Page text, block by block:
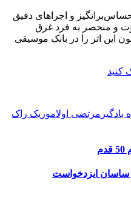
و اجراهای دقیق
و منحصر به فرد غرق
این اثر را در بانک موسیقی
کنید
بادگیر مرتضی اولاموزیک راک
ساسان ایزدخواست